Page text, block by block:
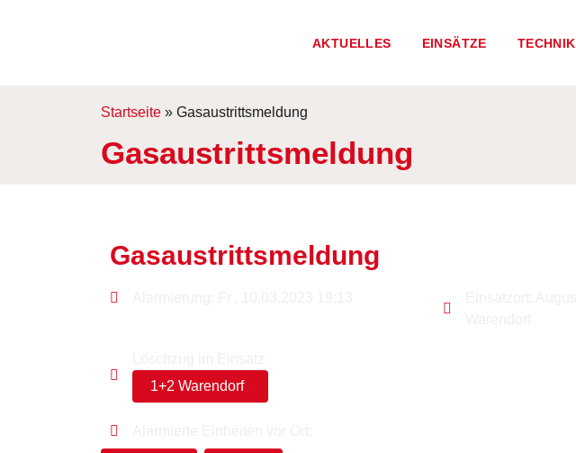
AKTUELLES EINSÄTZE TECHNIK
Startseite » Gasaustrittsmeldung
Gasaustrittsmeldung
Gasaustrittsmeldung
1+2 Warendorf